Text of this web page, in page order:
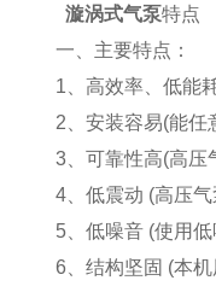
漩涡式气泵特点
一、主要特点：
1、高效率、低能
2、安装容易(能任
3、可靠性高(高压
4、低震动 (高压
5、低噪音 (使用
6、结构坚固 (本